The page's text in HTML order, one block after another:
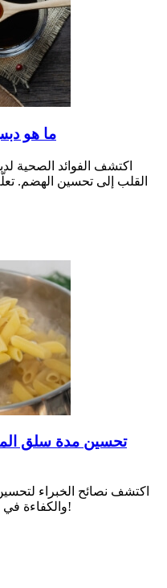
ما هو
اكتشف الفوائد الصحية
القلب إلى تحسين الهضم.
تحسين مدة سلق
اكتشف نصائح الخبراء
والكفاءة في مطبخ مطعمك. اجعل كل طبق مثالياً!